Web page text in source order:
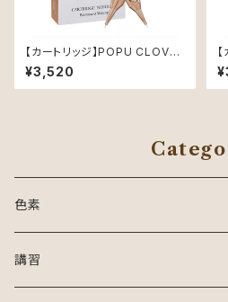
【カートリッジ】POPU CLOVER
1201RL (0.35mm)
¥3,520
色素
講習